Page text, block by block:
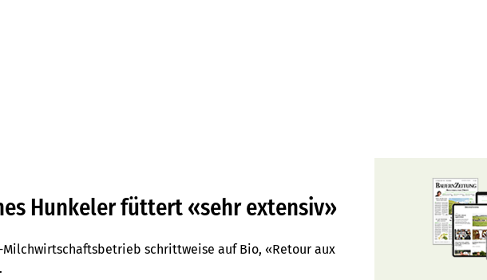
Hunkeler füttert «sehr extensiv»
Milchwirtschaftsbetrieb schrittweise auf Bio, «Retour aux